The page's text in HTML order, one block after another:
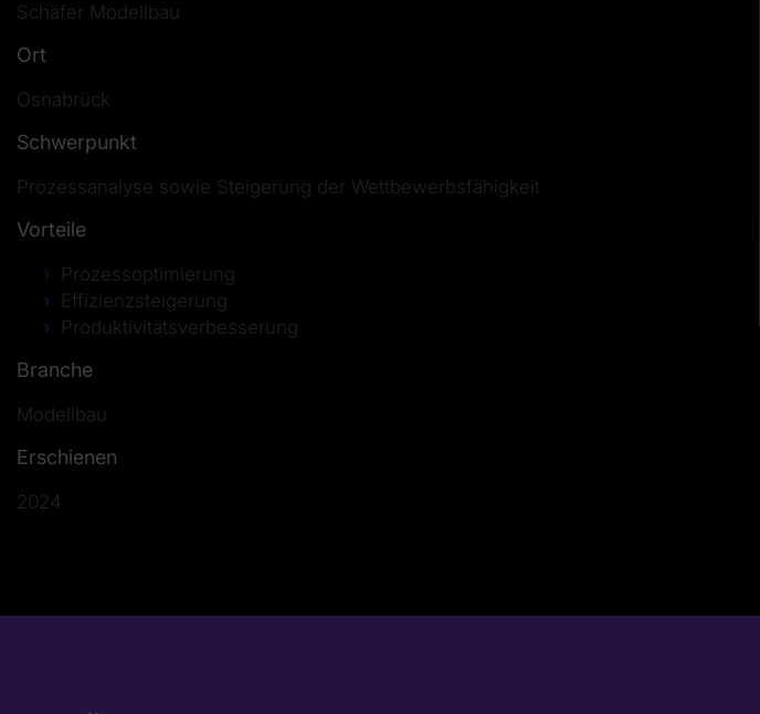
Schäfer Modellbau
Ort
Osnabrück
Schwerpunkt
Prozessanalyse sowie Steigerung der Wettbewerbsfähigkeit
Vorteile
Prozessoptimierung
Effizienzsteigerung
Produktivitätsverbesserung
Branche
Modellbau
Erschienen
2024